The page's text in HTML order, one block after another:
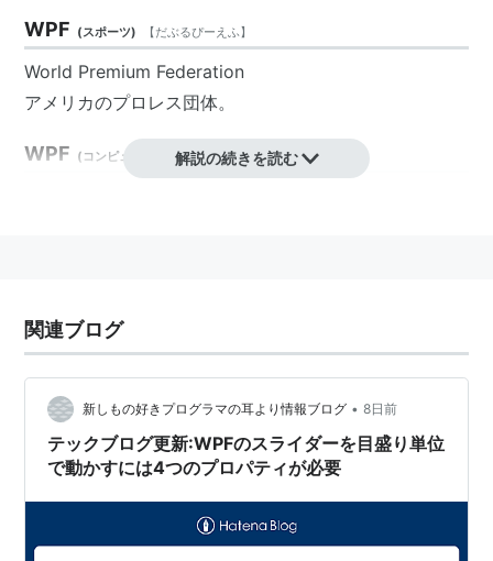
WPF (スポーツ) 【だぶるぴーえふ】
World Premium Federation
アメリカのプロレス団体。
WPF ( コンピュータ 【だぶりゅーぴーえふ】
ジェクト、ベクターベースによるDPIに依存しないスケ
ップで実現することが可能であり、プレイステーション
2などの高性能ゲーム機やハリウッド映画などに登場す
るような、3D要素を多用したUIを実現可能である点が
C++/CLI といった従来の.NET言語以外
解説の続きを読む
関連ブログ
新しもの好きプログラマの耳より情報ブログ • 8日前
テックブログ更新:WPFのスライダーを目盛り単位
で動かすには4つのプロパティが必要